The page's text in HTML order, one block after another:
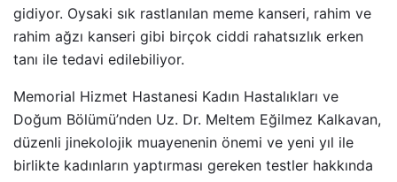
gidiyor. Oysaki sık rastlanılan meme kanseri, rahim ve
rahim ağzı kanseri gibi birçok ciddi rahatsızlık erken
tanı ile tedavi edilebiliyor.
Memorial Hizmet Hastanesi Kadın Hastalıkları ve
Doğum Bölümü’nden Uz. Dr. Meltem Eğilmez Kalkavan,
düzenli jinekolojik muayenenin önemi ve yeni yıl ile
birlikte kadınların yaptırması gereken testler hakkında